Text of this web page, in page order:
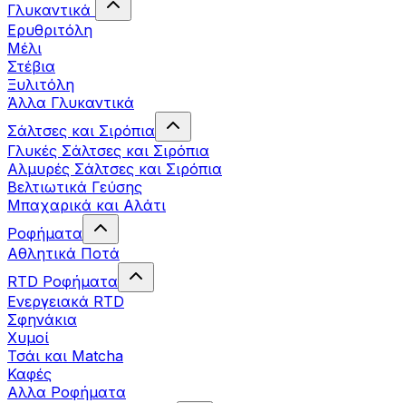
Γλυκαντικά
Ερυθριτόλη
Μέλι
Στέβια
Ξυλιτόλη
Άλλα Γλυκαντικά
Σάλτσες και Σιρόπια
Γλυκές Σάλτσες και Σιρόπια
Αλμυρές Σάλτσες και Σιρόπια
Bελτιωτικά Γεύσης
Μπαχαρικά και Αλάτι
Ροφήματα
Αθλητικά Ποτά
RTD Ροφήματα
Ενεργειακά RTD
Σφηνάκια
Χυμοί
Τσάι και Matcha
Καφές
Αλλα Ροφήματα